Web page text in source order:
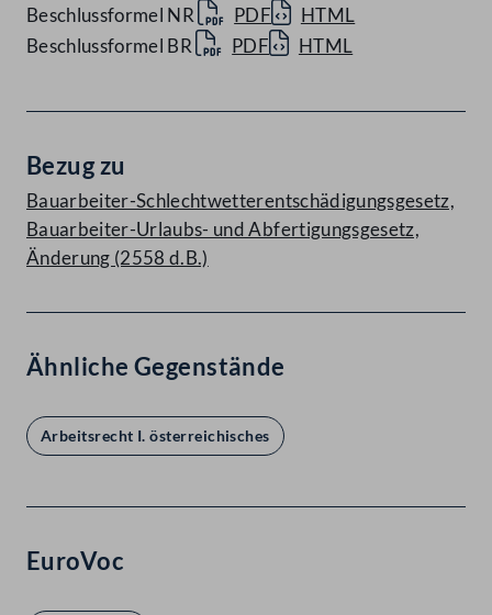
Beschlussformel NR
PDF
HTML
Beschlussformel BR
PDF HTML
Bezug zu
Bauarbeiter-Schlechtwetterentschädigungsgesetz,
Bauarbeiter-Urlaubs- und Abfertigungsgesetz,
Änderung (2558 d.B.)
Ähnliche Gegenstände
Arbeitsrecht I. österreichisches
EuroVoc